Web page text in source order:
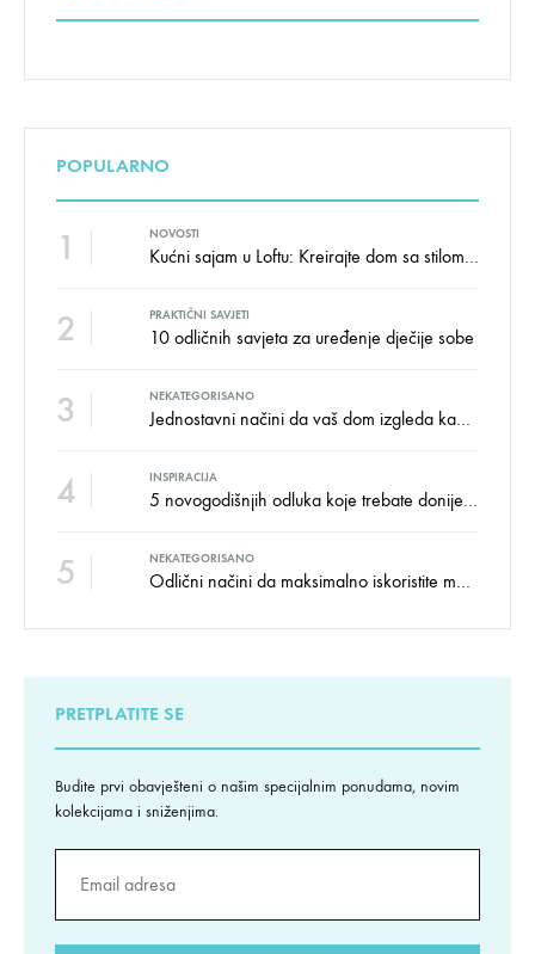
POPULARNO
1 NOVOSTI
Kućni sajam u Loftu: Kreirajte dom sa stilom i udobnošću uz velike uštede!
2 PRAKTIČNI SAVJETI
10 odličnih savjeta za uređenje dječije sobe
3 NEKATEGORISANO
Jednostavni načini da vaš dom izgleda kao salon namještaja
4 INSPIRACIJA
5 novogodišnjih odluka koje trebate donijeti u vezi izgleda doma
5 NEKATEGORISANO
Odlični načini da maksimalno iskoristite male prostore
PRETPLATITE SE
Budite prvi obavješteni o našim specijalnim ponudama, novim
kolekcijama i sniženjima.